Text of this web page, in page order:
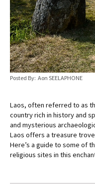
Posted By: Aon SEELAPHONE
Laos, often referred to as
country rich in history and
and mysterious
Laos offers a treasure
Here’s a guide to some of
religious sites in this